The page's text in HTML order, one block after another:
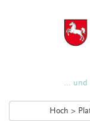
... und
Hoch >